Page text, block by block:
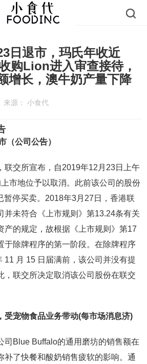
日退市，玛氏年收近
购Lion进入审查接待，
增长，澳牛奶产量下降
来源： 小食代
（公司公告）
联交所宣布，自2019年12月23日上午
市地位予以取消。此前该公司的股份
暂停买卖。2018年3月27日，香港联
并未符合《上市规则》第13.24条有关
产的规定，故根据《上市规则》第17
于除牌程序的第一阶段。在除牌程序
11 月 15 日届满前，该公司并没有提
，联交所决定取消该公司股份在联交
受宠物食品业务带动(每市场消息济)
司Blue Buffalo的通用磨坊的销售额在
补了快餐和酸奶销售疲软的影响。通